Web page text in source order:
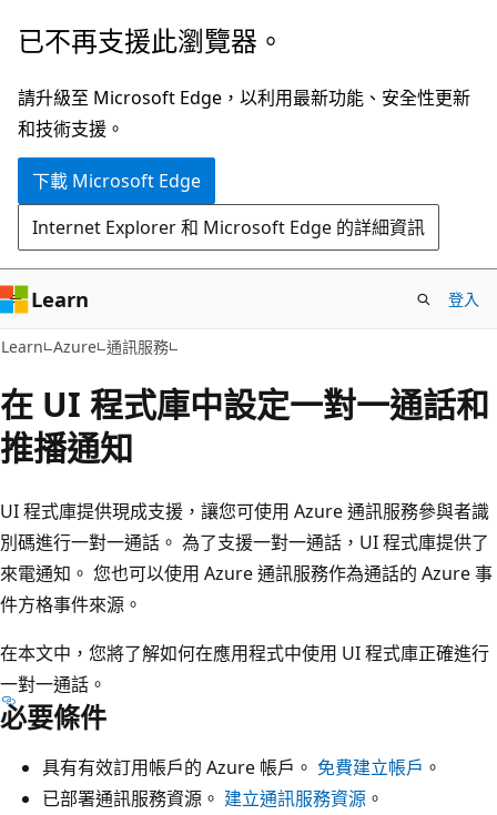
跳
主
要
內
已不再支援此瀏覽器。
請升級至 Microsoft Edge，以利用最新功能、安全性更新
和技術支援。
下載 Microsoft Edge
Internet Explorer 和 Microsoft Edge 的詳細資訊
Learn 登入
Learn Azure 通訊服務
在 UI 程式庫中設定一對一通話和
推播通知
UI 程式庫提供現成支援，讓您可使用 Azure 通訊服務參與者識
別碼進行一對一通話。 為了支援一對一通話，UI 程式庫提供了
來電通知。 您也可以使用 Azure 通訊服務作為通話的 Azure 事
件方格事件來源。
在本文中，您將了解如何在應用程式中使用 UI 程式庫正確進行
一對一通話。
必要條件
具有有效訂用帳戶的 Azure 帳戶。 免費建立帳戶 。
已部署通訊服務資源。 建立通訊服務資源 。